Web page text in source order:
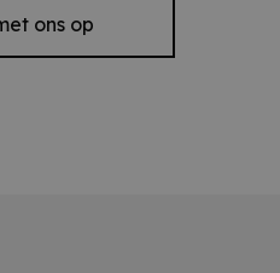
ons op